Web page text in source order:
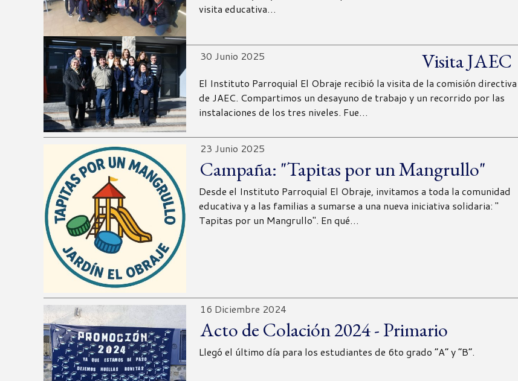
visita educativa…
Visita JAEC
El Instituto Parroquial El Obraje recibió la visita de la comisión directiva
de JAEC. Compartimos un desayuno de trabajo y un recorrido por las
instalaciones de los tres niveles. Fue…
30 Junio 2025
Campaña: "Tapitas por un Mangrullo"
Desde el Instituto Parroquial El Obraje, invitamos a toda la comunidad
educativa y a las familias a sumarse a una nueva iniciativa solidaria: "
Tapitas por un Mangrullo". En qué…
23 Junio 2025
Acto de Colación 2024 - Primario
Llegó el último día para los estudiantes de 6to grado “A” y “B”.
16 Diciembre 2024